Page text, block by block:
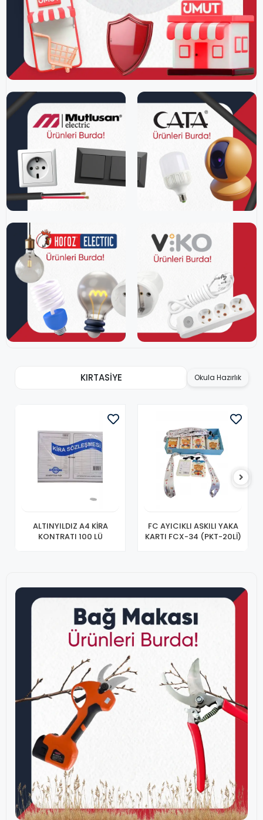
KIRTASİYE Okula Hazırlık
ALTINYILDIZ A4 KİRA
KONTRATI 100 LÜ
FC AYICIKLI ASKILI YAKA
KARTI FCX-34 (PKT-20Lİ)